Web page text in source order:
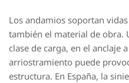
Los andamios soportan
también el material de obra.
clase de carga, en el anclaje
arriostramiento puede
estructura. En España, la